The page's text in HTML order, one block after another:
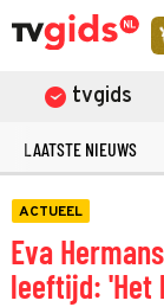
tvgids
LAATSTE NIEUWS
ACTUEEL
Eva
leeftijd: 'Het